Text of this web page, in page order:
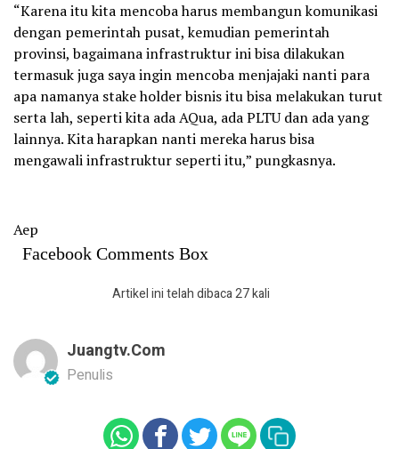
“Karena itu kita mencoba harus membangun komunikasi
dengan pemerintah pusat, kemudian pemerintah
provinsi, bagaimana infrastruktur ini bisa dilakukan
termasuk juga saya ingin mencoba menjajaki nanti para
apa namanya stake holder bisnis itu bisa melakukan turut
serta lah, seperti kita ada AQua, ada PLTU dan ada yang
lainnya. Kita harapkan nanti mereka harus bisa
mengawali infrastruktur seperti itu,” pungkasnya.
Aep
Facebook Comments Box
Artikel ini telah dibaca 27 kali
Juangtv.com
Penulis